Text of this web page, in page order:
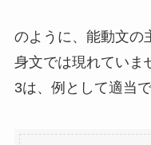
のように、能動文
身文では現れていま
3は、例として適当で